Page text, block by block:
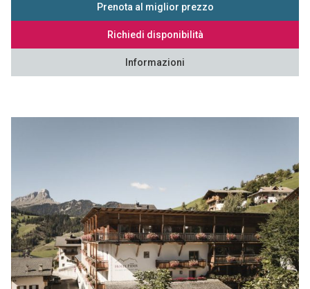
Prenota al miglior prezzo
Richiedi disponibilità
Informazioni